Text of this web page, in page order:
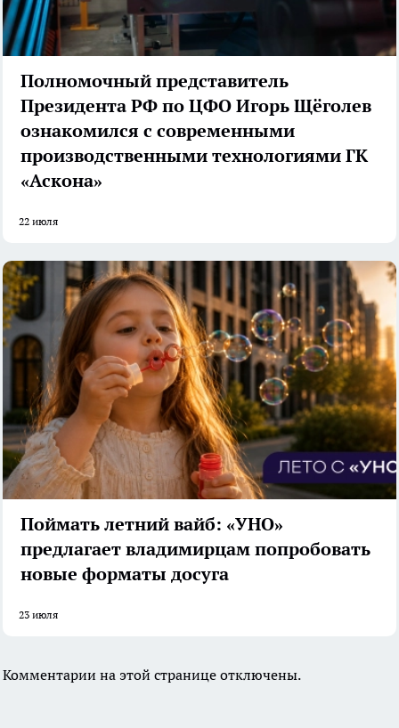
Полномочный представитель
Президента РФ по ЦФО Игорь Щёголев
ознакомился с современными
производственными технологиями ГК
«Аскона»
22 июля
Поймать летний вайб: «УНО»
предлагает владимирцам попробовать
новые форматы досуга
23 июля
Комментарии на этой странице отключены.